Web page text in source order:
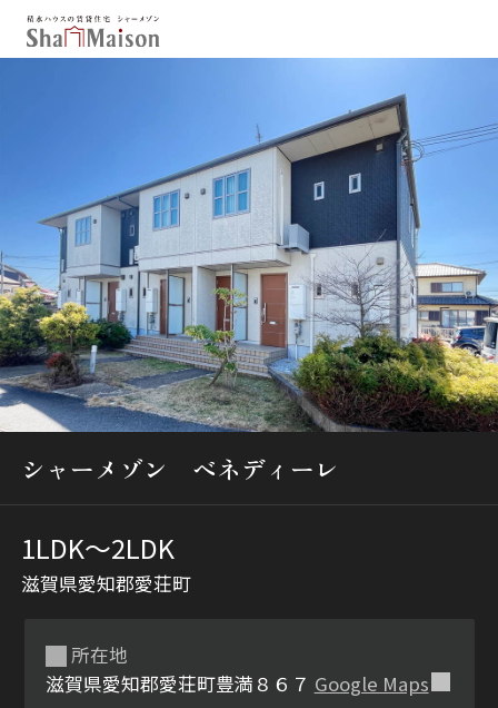
北海道 東北
関東
中部
関西
中国・四国
九州
市区郡・路線・駅から探す
通勤・通学時間から探す
地図から探す
人気のカテゴリから探す
シャーメゾン ベネディーレ
1LDK〜2LDK
滋賀県愛知郡愛荘町
所在地
滋賀県愛知郡愛荘町豊満８６７ Google Maps